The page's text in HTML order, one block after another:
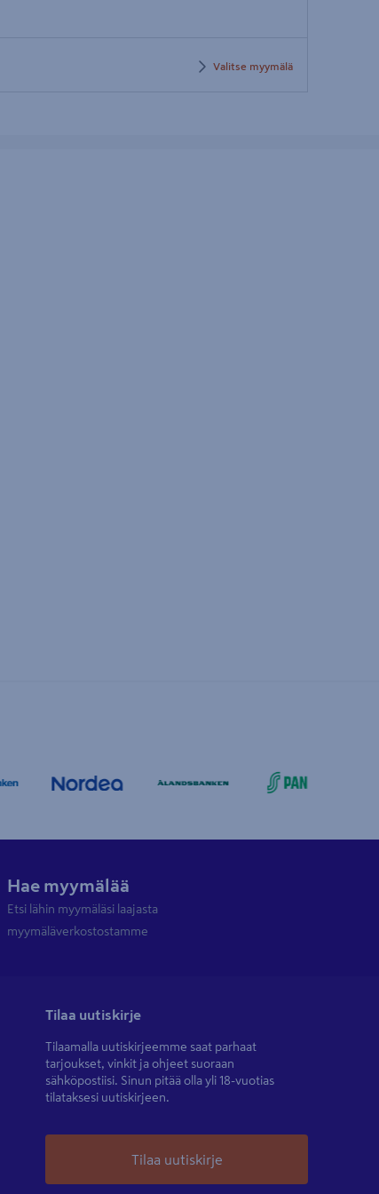
Valitse myymälä
Hae myymälää
Etsi lähin myymäläsi laajasta
myymäläverkostostamme
Tilaa uutiskirje
Tilaamalla uutiskirjeemme saat parhaat
tarjoukset, vinkit ja ohjeet suoraan
sähköpostiisi. Sinun pitää olla yli 18-vuotias
tilataksesi uutiskirjeen.
Tilaa uutiskirje